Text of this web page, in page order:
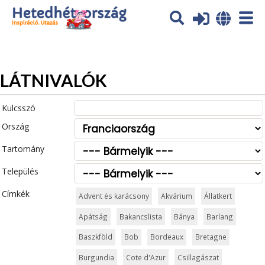
Az oldal sütiket (cookies) használ. További tájékoztatás itt:
Adatvédelmi tájékoztató
LÁTNIVALÓK
Kulcsszó
Ország
Tartomány
Település
Címkék
Advent és karácsony Akvárium Állatkert
Apátság Bakancslista Bánya Barlang
Baszkföld Bob Bordeaux Bretagne
Burgundia Cote d'Azur Csillagászat